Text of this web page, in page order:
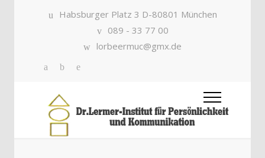
Habsburger Platz 3 D-80801 München
089 - 33 77 00
lorbeermuc@gmx.de